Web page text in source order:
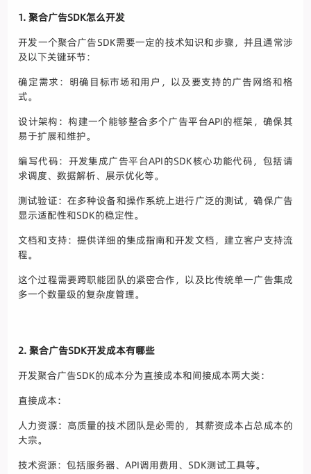
1. 聚合广告SDK怎么开发
开发一个聚合广告SDK需要一定的技术知识和步骤，并且通常涉
及以下关键环节：
确定需求：明确目标市场和用户，以及要支持的广告网络和格
式。
设计架构：构建一个能够整合多个广告平台API的框架，确保其
易于扩展和维护。
编写代码：开发集成广告平台API的SDK核心功能代码，包括请
求调度、数据解析、展示优化等。
测试验证：在多种设备和操作系统上进行广泛的测试，确保广告
显示适配性和SDK的稳定性。
文档和支持：提供详细的集成指南和开发文档，建立客户支持流
程。
这个过程需要跨职能团队的紧密合作，以及比传统单一广告集成
多一个数量级的复杂度管理。
2. 聚合广告SDK开发成本有哪些
开发聚合广告SDK的成本分为直接成本和间接成本两大类：
直接成本：
人力资源：高质量的技术团队是必需的，其薪资成本占总成本的
大宗。
技术资源：包括服务器、API调用费用、SDK测试工具等。